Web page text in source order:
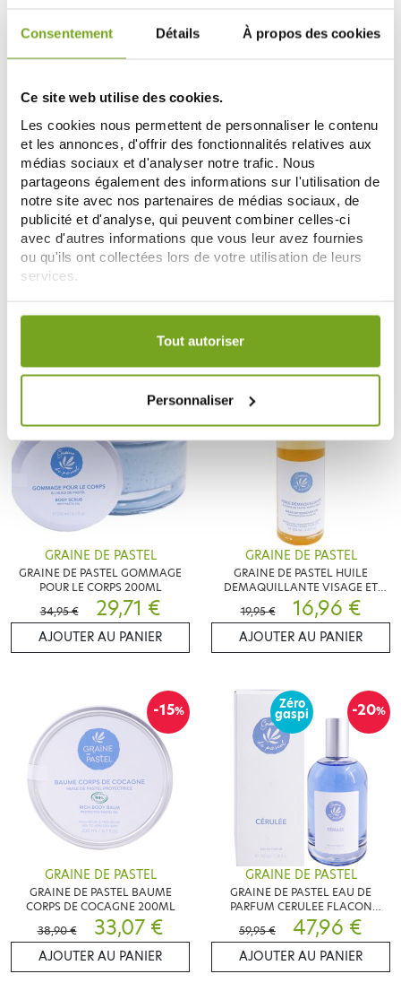
Consentement Détails À propos des cookies
Ce site web utilise des cookies.
Les cookies nous permettent de personnaliser le contenu
et les annonces, d'offrir des fonctionnalités relatives aux
médias sociaux et d'analyser notre trafic. Nous
partageons également des informations sur l'utilisation de
notre site avec nos partenaires de médias sociaux, de
publicité et d'analyse, qui peuvent combiner celles-ci
avec d'autres informations que vous leur avez fournies
ou qu'ils ont collectées lors de votre utilisation de leurs
services.
Votre choix de consentement est conservé pendant une
Tout autoriser
Personnaliser
GRAINE DE PASTEL
GRAINE DE PASTEL CREME
HYDRATANTE RICHE BIO 50ML
AJOUTER AU PANIER
GRAINE DE PASTEL
GRAINE DE PASTEL TROUSSE LES
AJOUTER AU PANIER
-15
GRAINE DE PASTEL
GRAINE DE PASTEL GOMMAGE
POUR LE CORPS 200ML
34,95 €
29,71 €
AJOUTER AU PANIER
GRAINE DE PASTEL
GRAINE DE PASTEL HUILE
DEMAQUILLANTE VISAGE ET
YEUX 100ML
19,95 € 16,96 €
AJOUTER AU PANIER
-15%
GRAINE DE PASTEL
GRAINE DE PASTEL BAUME
CORPS DE COCAGNE 200ML
38,90 €
33,07 €
AJOUTER AU PANIER
-20%
Zéro
gaspi
GRAINE DE PASTEL
GRAINE DE PASTEL EAU DE
PARFUM CERULEE FLACON
100ML
59,95 € 47,96 €
AJOUTER AU PANIER